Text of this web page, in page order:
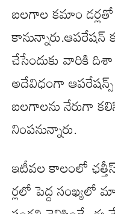
బలగాల కమాం
కానున్నారు.ఆపరేషన్
చేసేందుకు వారికి
అదేవిధంగా
బలగాలను నేరుగా
నింపనున్నారు.
ఇటీవల కాలంలో
ర్లలో పెద్ద సంఖ్యలో